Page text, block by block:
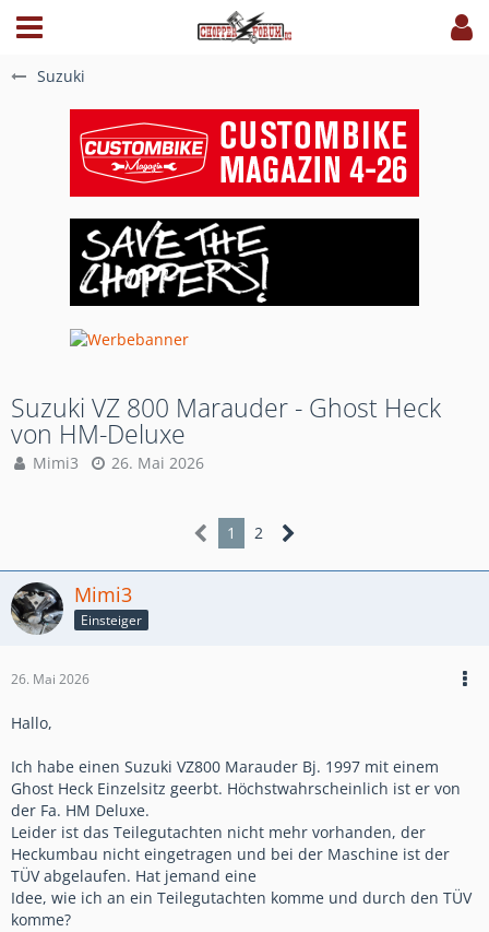
Suzuki
Suzuki VZ 800 Marauder - Ghost Heck
von HM-Deluxe
Mimi3 26. Mai 2026
1 2
Mimi3
Einsteiger
26. Mai 2026
Hallo,
Ich habe einen Suzuki VZ800 Marauder Bj. 1997 mit einem
Ghost Heck Einzelsitz geerbt. Höchstwahrscheinlich ist er von
der Fa. HM Deluxe.
Leider ist das Teilegutachten nicht mehr vorhanden, der
Heckumbau nicht eingetragen und bei der Maschine ist der
TÜV abgelaufen. Hat jemand eine
Idee, wie ich an ein Teilegutachten komme und durch den TÜV
komme?